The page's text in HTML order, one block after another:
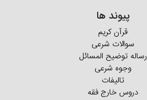
پیوند ها
قرآن کریم
سوالات شرعی
رساله توضیح المسائل
وجوه شرعی
تالیفات
دروس خارج فقه